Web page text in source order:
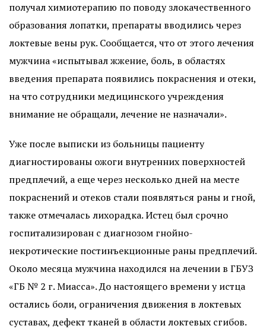
получал химиотерапию по поводу злокачественного
образования лопатки, препараты вводились через
локтевые вены рук. Сообщается, что от этого лечения
мужчина «испытывал жжение, боль, в областях
введения препарата появились покраснения и отеки,
на что сотрудники медицинского учреждения
внимание не обращали, лечение не назначали».
Уже после выписки из больницы пациенту
диагностированы ожоги внутренних поверхностей
предплечий, а еще через несколько дней на месте
покраснений и отеков стали появляться раны и гной,
также отмечалась лихорадка. Истец был срочно
госпитализирован с диагнозом гнойно-
некротические постинъекционные раны предплечий.
Около месяца мужчина находился на лечении в ГБУЗ
«ГБ № 2 г. Миасса». До настоящего времени у истца
остались боли, ограничения движения в локтевых
суставах, дефект тканей в области локтевых сгибов.